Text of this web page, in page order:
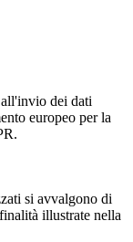
dei dati
europeo per la
si avvalgono di
illustrate nella